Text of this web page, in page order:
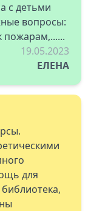
с детьми
вопросы:
пожарам,......
19.05.2023
ЕЛЕНА
для